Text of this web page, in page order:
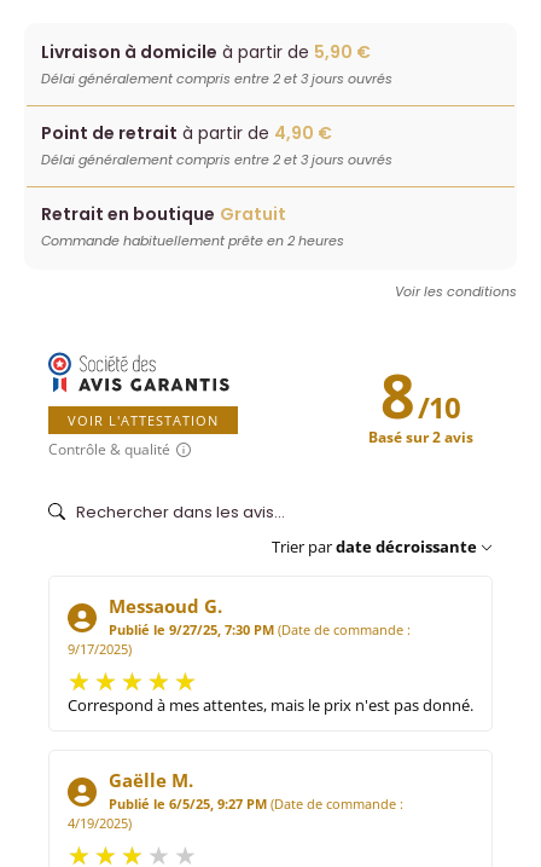
Livraison à domicile à partir de 5,90 €
Délai généralement compris entre 2 et 3 jours ouvrés
Point de retrait à partir de 4,90 €
Délai généralement compris entre 2 et 3 jours ouvrés
Retrait en boutique Gratuit
Commande habituellement prête en 2 heures
Voir les conditions
VOIR L'ATTESTATION
Contrôle & qualité
8/10
Basé sur 2 avis
Trier pardate décroissante
Messaoud G.
Publié le 9/27/25, 7:30 PM (Date de commande :
9/17/2025)
Correspond à mes attentes, mais le prix n'est pas donné.
Gaëlle M.
Publié le 6/5/25, 9:27 PM (Date de commande :
4/19/2025)